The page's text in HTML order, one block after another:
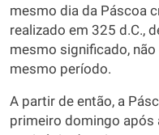
mesmo dia da Páscoa
realizado em 325 d.C.,
mesmo significado,
mesmo período.
A partir de então, a
primeiro domingo após